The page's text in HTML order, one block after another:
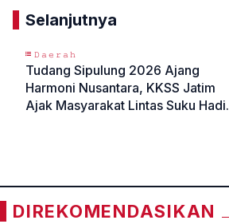
Selanjutnya
𝙳𝚊𝚎𝚛𝚊𝚑
Tudang Sipulung 2026 Ajang
Harmoni Nusantara, KKSS Jatim
Ajak Masyarakat Lintas Suku Hadir
DIREKOMENDASIKAN